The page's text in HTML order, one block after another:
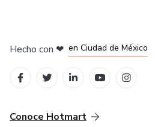
Hecho con ❤ en Ciudad de México
Conoce Hotmart